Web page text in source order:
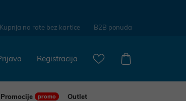
Kupnja na rate bez kartice B2B ponuda
Registracija
Promocije promo
Outlet